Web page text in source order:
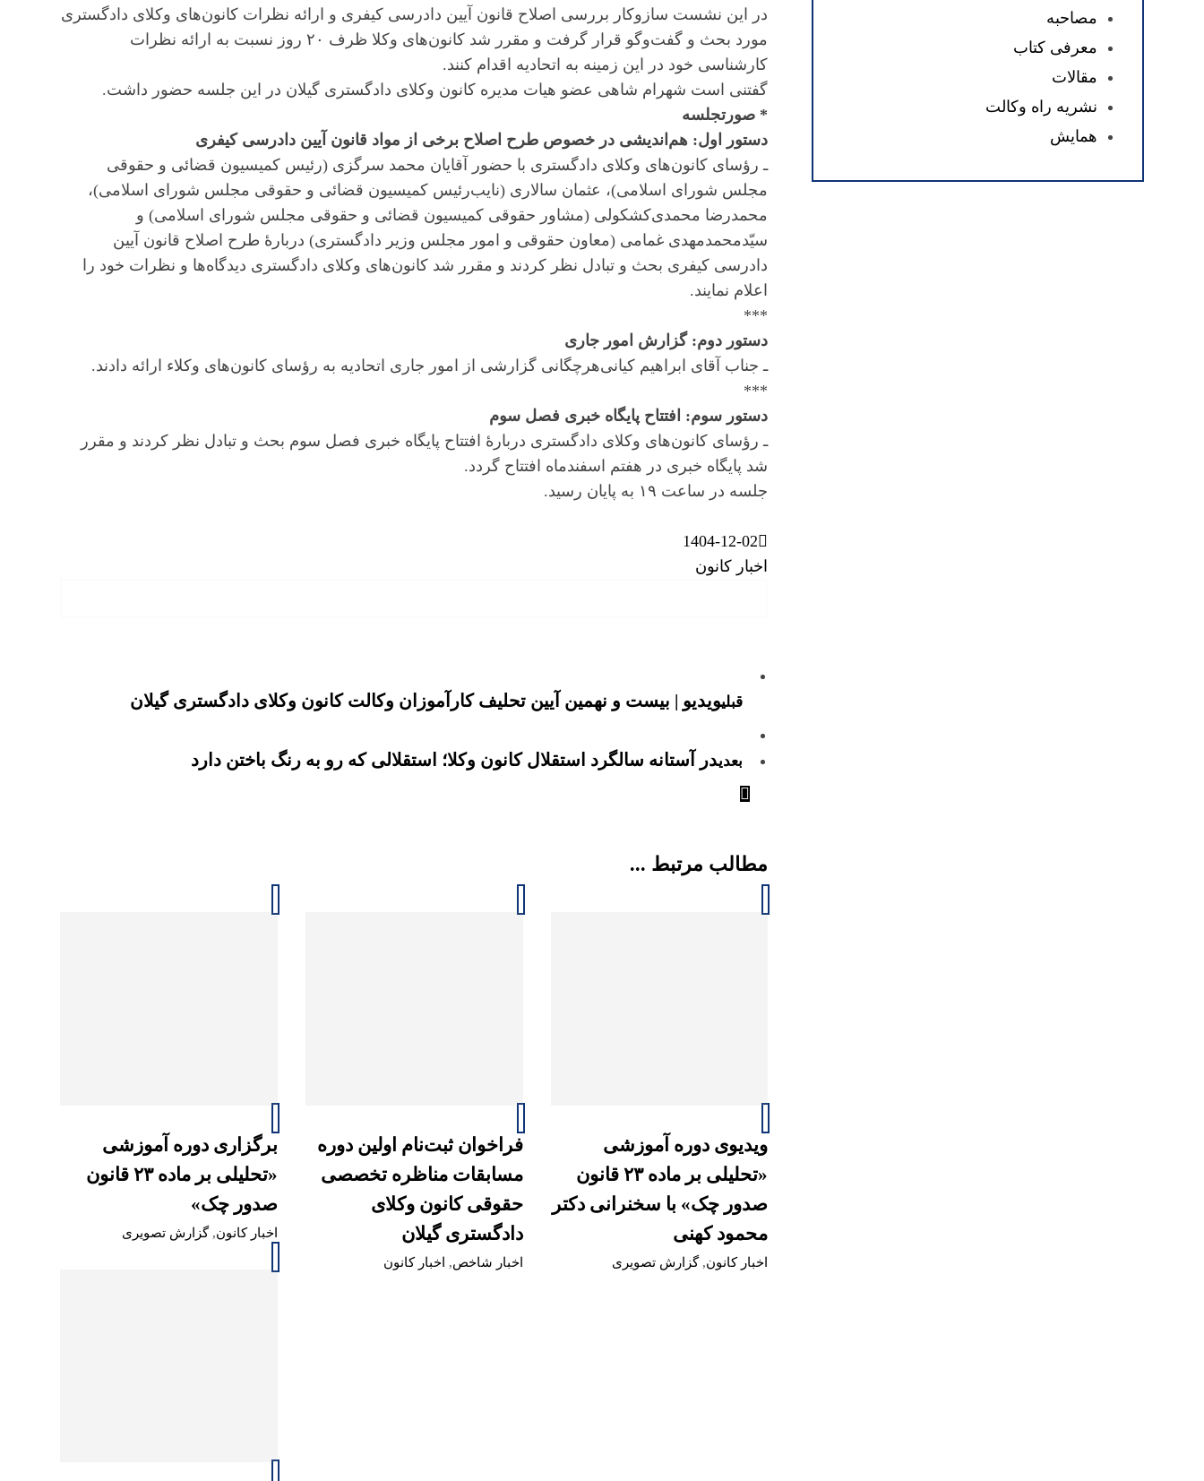
در این نشست سازوکار بررسی اصلاح قانون آیین دادرسی کیفری و ارائه نظرات کانون‌های وکلای دادگستری
مورد بحث و گفت‌و‌گو قرار گرفت و مقرر شد کانون‌های وکلا ظرف ۲۰ روز نسبت به ارائه نظرات
کارشناسی خود در این زمینه به اتحادیه اقدام کنند.
گفتنی است شهرام شاهی عضو هیات مدیره کانون وکلای دادگستری گیلان در این جلسه حضور داشت.
* صورتجلسه
دستور اول: هم‌اندیشی در خصوص طرح اصلاح برخی از مواد قانون آیین دادرسی کیفری
ـ رؤسای کانون‌های وکلای دادگستری با حضور آقایان محمد سرگزی (رئیس کمیسیون قضائی و حقوقی
مجلس شورای اسلامی)، عثمان سالاری (نایب‌رئیس کمیسیون قضائی و حقوقی مجلس شورای اسلامی)،
محمدرضا محمدی‌کشکولی (مشاور حقوقی کمیسیون قضائی و حقوقی مجلس شورای اسلامی) و
سیّدمحمدمهدی غمامی (معاون حقوقی و امور مجلس وزیر دادگستری) دربارۀ طرح اصلاح قانون آیین
دادرسی کیفری بحث و تبادل نظر کردند و مقرر شد کانون‌های وکلای دادگستری دیدگاه‌ها و نظرات خود را
اعلام نمایند.
***
دستور دوم: گزارش امور جاری
ـ جناب آقای ابراهیم کیانی‌هرچگانی گزارشی از امور جاری اتحادیه به رؤسای کانون‌های وکلاء ارائه دادند.
***
دستور سوم: افتتاح پایگاه خبری فصل سوم
ـ رؤسای کانون‌های وکلای دادگستری دربارۀ افتتاح پایگاه خبری فصل سوم بحث و تبادل نظر کردند و مقرر
شد پایگاه خبری در هفتم اسفندماه افتتاح گردد.
جلسه در ساعت ۱۹ به پایان رسید.
1404-12-02
اخبار کانون
قبلیویدیو | بیست و نهمین آیین تحلیف کارآموزان وکالت کانون وکلای دادگستری گیلان
بعدیدر آستانه سالگرد استقلال کانون وکلا؛ استقلالی که رو به رنگ باختن دارد
مطالب مرتبط ...
ویدیوی دوره آموزشی
«تحلیلی بر ماده ۲۳ قانون
صدور چک» با سخنرانی دکتر
محمود کهنی
اخبار کانون,گزارش تصویری
فراخوان ثبت‌نام اولین دوره
مسابقات مناظره تخصصی
حقوقی کانون وکلای
دادگستری گیلان
اخبار شاخص, اخبار کانون
برگزاری دوره آموزشی
«تحلیلی بر ماده ۲۳ قانون
صدور چک»
اخبار کانون,گزارش تصویری
مصاحبه
معرفی کتاب
مقالات
نشریه راه وکالت
همایش